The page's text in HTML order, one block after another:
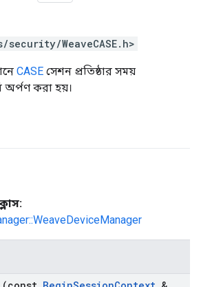
WeaveCASE.h>
CASE সেশন প্রতিষ্ঠার সময়
অর্পণ করা হয়।